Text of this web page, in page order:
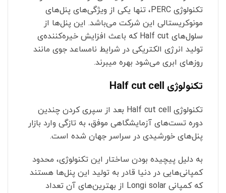
تکنولوژی PERC‌، تنها یکی از ویژگی‌های پنل‌های
مونوکریستالی این شرکت می‌باشد. این پنل‌ها از
سلول‌های Half cut که باعث افزایش خیره‌کننده‌ی
تولید انرژی الکتریکی در شرایط نامساعد جوی مانند
روزهای ابری می‌شود بهره میبرند.
تکنولوژی Half cut cell
تکنولوژی Half cut cell بعد از سپری کردن چندین
دوره تست‌های آزمایشگاهی موفق، به تازگی وارد بازار
پنل‌های خورشیدی در سراسر جهان شده است.
به دلیل پیچیده بودن ساختار این تکنولوژی، محدود
کمپانی‌هایی در دنیا قادر به تولید این پنل‌ها هستند
که کمپانی Longi solar از بهترین‌های آن تعداد